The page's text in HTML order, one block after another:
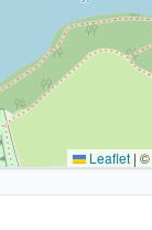
Leaflet | ©